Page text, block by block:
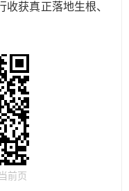
获真正落地生根、
前页